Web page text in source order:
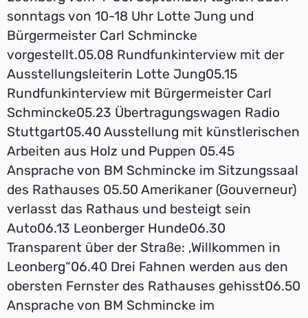
sonntags von 10-18 Uhr Lotte Jung und
Bürgermeister Carl Schmincke
vorgestellt.05.08 Rundfunkinterview mit der
Ausstellungsleiterin Lotte Jung05.15
Rundfunkinterview mit Bürgermeister Carl
Schmincke05.23 Übertragungswagen Radio
Stuttgart05.40 Ausstellung mit künstlerischen
Arbeiten aus Holz und Puppen 05.45
Ansprache von BM Schmincke im Sitzungssaal
des Rathauses 05.50 Amerikaner (Gouverneur)
verlasst das Rathaus und besteigt sein
Auto06.13 Leonberger Hunde06.30
Transparent über der Straße: ,Willkommen in
Leonberg“06.40 Drei Fahnen werden aus den
obersten Fernster des Rathauses gehisst06.50
Ansprache von BM Schmincke im